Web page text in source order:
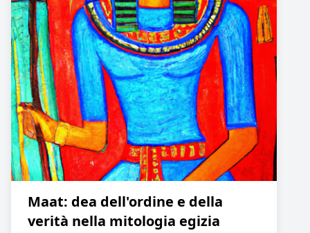
Maat: dea dell'ordine e della
verità nella mitologia egizia